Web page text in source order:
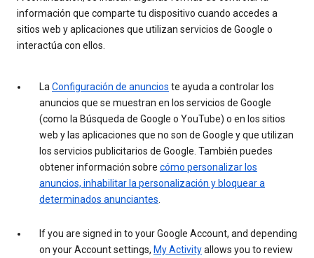
información que comparte tu dispositivo cuando accedes a
sitios web y aplicaciones que utilizan servicios de Google o
interactúa con ellos.
LaConfiguración de anuncios te ayuda a controlar los
anuncios que se muestran en los servicios de Google
(como la Búsqueda de Google o YouTube) o en los sitios
web y las aplicaciones que no son de Google y que utilizan
los servicios publicitarios de Google. También puedes
obtener información sobre cómo personalizar los
anuncios, inhabilitar la personalización y bloquear a
determinados anunciantes.
If you are signed in to your Google Account, and depending
on your Account settings, My Activityallows you to review